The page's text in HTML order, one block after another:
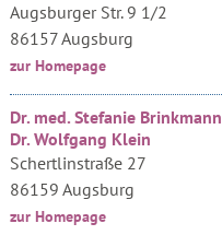
Augsburger Str. 9 1/2
86157 Augsburg
zur Homepage
Dr. med. Stefanie Brinkmann
Dr. Wolfgang Klein
Schertlinstraße 27
86159 Augsburg
zur Homepage